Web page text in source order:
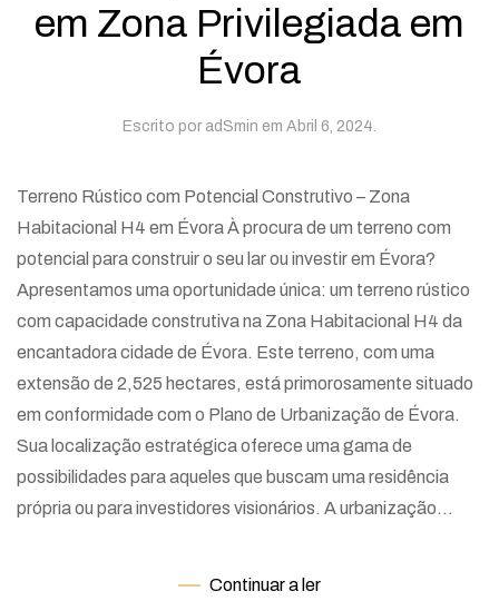
em Zona Privilegiada em
Évora
Escrito por adSmin em Abril 6, 2024
Terreno Rústico com Potencial Construtivo – Zona
Habitacional H4 em Évora À procura de um terreno com
potencial para construir o seu lar ou investir em Évora?
Apresentamos uma oportunidade única: um terreno rústico
com capacidade construtiva na Zona Habitacional H4 da
encantadora cidade de Évora. Este terreno, com uma
extensão de 2,525 hectares, está primorosamente situado
em conformidade com o Plano de Urbanização de Évora.
Sua localização estratégica oferece uma gama de
possibilidades para aqueles que buscam uma residência
própria ou para investidores visionários. A urbanização...
Continuar a ler